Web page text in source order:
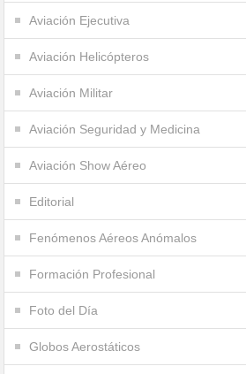
Aviación Ejecutiva
Aviación Helicópteros
Aviación Militar
Aviación Seguridad y Medicina
Aviación Show Aéreo
Editorial
Fenómenos Aéreos Anómalos
Formación Profesional
Foto del Día
Globos Aerostáticos